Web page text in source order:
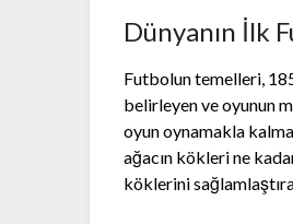
Dünyanın İlk
Futbolun temelleri,
belirleyen ve oyunun
oyun oynamakla
ağacın kökleri ne
köklerini